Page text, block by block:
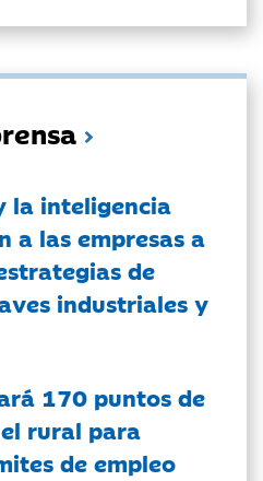
la inteligencia
a las empresas a
de
industriales y
170 puntos de
rural para
de empleo